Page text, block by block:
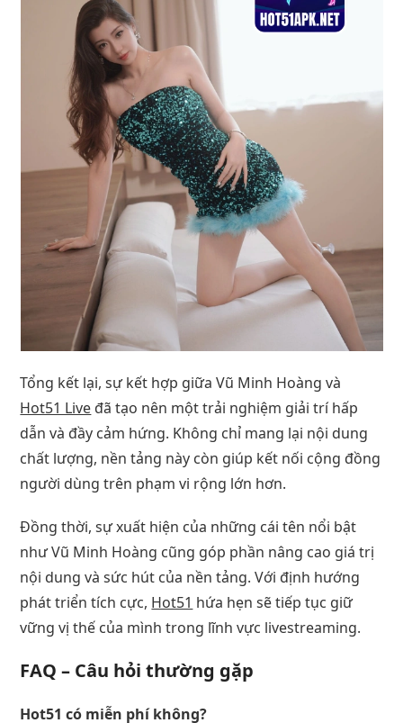
Tổng kết lại, sự kết hợp giữa Vũ Minh Hoàng và
Hot51 Live đã tạo nên một trải nghiệm giải trí hấp
dẫn và đầy cảm hứng. Không chỉ mang lại nội dung
chất lượng, nền tảng này còn giúp kết nối cộng đồng
người dùng trên phạm vi rộng lớn hơn.
Đồng thời, sự xuất hiện của những cái tên nổi bật
như Vũ Minh Hoàng cũng góp phần nâng cao giá trị
nội dung và sức hút của nền tảng. Với định hướng
phát triển tích cực, Hot51 hứa hẹn sẽ tiếp tục giữ
vững vị thế của mình trong lĩnh vực livestreaming.
FAQ – Câu hỏi thường gặp
Hot51 có miễn phí không?